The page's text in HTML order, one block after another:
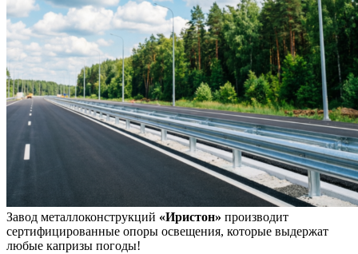
Завод металлоконструкций «Иристон» производит
сертифицированные опоры освещения, которые выдержат
любые капризы погоды!